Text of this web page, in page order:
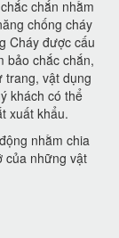
chắn nhằm
chống cháy
Cháy được cấu
bảo chắc chắn,
trang, vật dụng
khách có thể
xuất khẩu.
nhằm chia
của những vật